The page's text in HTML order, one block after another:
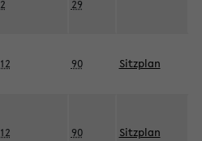
2 29
12 90 Sitzplan
12 90 Sitzplan